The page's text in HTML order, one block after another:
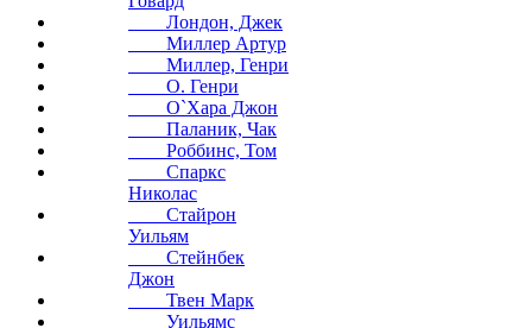
Лондон, Джек
Миллер Артур
Миллер, Генри
О. Генри
О`Хара Джон
Паланик, Чак
Роббинс, Том
Спаркс
Николас
Стайрон
Уильям
Стейнбек
Джон
Твен Марк
Уильямс